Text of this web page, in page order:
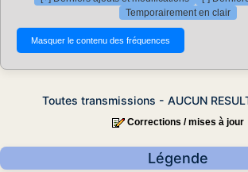
Temporairement en clair
Toutes transmissions - AUCUN
Corrections / mises à jour
Légende